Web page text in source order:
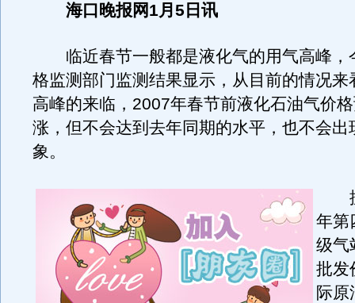
海口晚报网1月5日讯
临近春节一般都是液化气的用气高峰，
格监测部门监测结果显示，从目前的情况来
高峰的来临，2007年春节前液化石油气价
涨，但不会达到去年同期的水平，也不会出
象。
据
年第
级气
批发
际原